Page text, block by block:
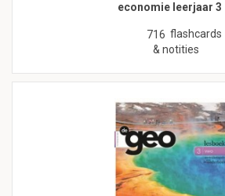
economie leerjaar 3
716 flashcards
& notities